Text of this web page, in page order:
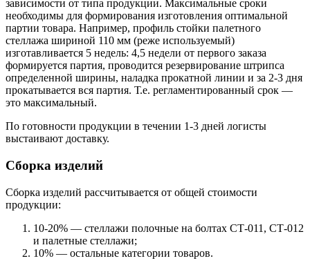
зависимости от типа продукции. Максимальные сроки
необходимы для формирования изготовления оптимальной
партии товара. Например, профиль стойки палетного
стеллажа шириной 110 мм (реже используемый)
изготавливается 5 недель: 4,5 недели от первого заказа
формируется партия, проводится резервирование штрипса
определенной ширины, наладка прокатной линии и за 2-3 дня
прокатывается вся партия. Т.е. регламентированный срок —
это максимальный.
По готовности продукции в течении 1-3 дней логисты
выстаивают доставку.
Сборка изделий
Сборка изделий рассчитывается от общей стоимости
продукции:
10-20% — стеллажи полочные на болтах СТ-011, СТ-012
и палетные стеллажи;
10% — остальные категории товаров.